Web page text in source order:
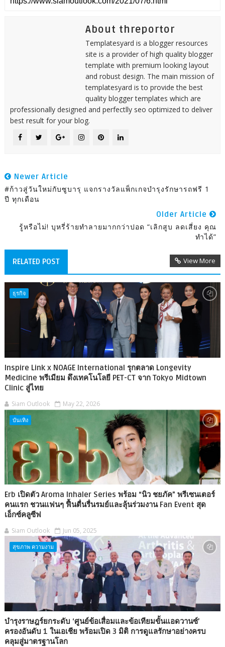
About threportor
Templatesyard is a blogger resources
site is a provider of high quality blogger
template with premium looking layout
and robust design. The main mission of
templatesyard is to provide the best
quality blogger templates which are
professionally designed and perfectlly seo optimized to deliver
best result for your blog.
Newer Article
#ก้าวสู่วันใหม่กับซูบารุ แจกรางวัลแพ็กเกจบำรุงรักษารถฟรี 1
ปี ทุกเดือน
Older Article
รู้หรือไม่! บุหรี่ร้ายทำลายมากกว่าปอด “เลิกสูบ ลดเสี่ยง คุณ
ทำได้”
RELATED POST View More
ธุรกิจ
Inspire Link x NOAGE International รุกตลาด Longevity
Medicine พรีเมียม ดึงเทคโนโลยี PET-CT จาก Tokyo Midtown
Clinic สู่ไทย
Siam Outlook May 22, 2026
บันเทิง
Erb เปิดตัว Aroma Inhaler Series พร้อม “นิว ชยภัค” พรีเซนเตอร์
คนแรก ชวนแฟนๆ ฟื้นตื่นรื่นรมย์และลุ้นร่วมงาน Fan Event สุด
เอ็กซ์คลูซีฟ
Siam Outlook Jun 05, 2025
สุขภาพ ความงาม
บำรุงราษฎร์ยกระดับ ‘ศูนย์ข้อเสื่อมและข้อเทียมขั้นแอดวานซ์’
ครองอันดับ 1 ในเอเชีย พร้อมเปิด 3 มิติ การดูแลรักษาอย่างครบ
คลุมสู่มาตรฐานโลก